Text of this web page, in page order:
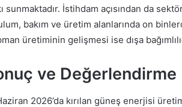
sunmaktadır. İstihdam açısından da
bakım ve üretim alanlarında on
üretiminin gelişmesi ise dışa
ve Değerlendirme
2026’da kırılan güneş enerjisi